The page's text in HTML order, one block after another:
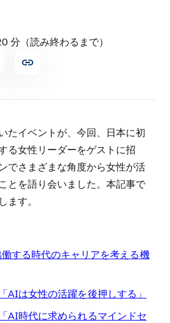
分（読み終わるまで）
たイベントが、今回、日本に初
る女性リーダーをゲストに招
でさまざまな角度から女性が活
とを語り会いました。本記事で
ます。
する時代のキャリアを考える機
AIは女性の活躍を後押しする」
AI時代に求められるマインドセ